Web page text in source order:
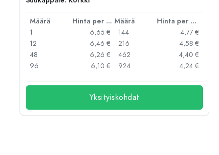
Määrä Hinta per kpl Määrä
Hinta per kpl
1
6,65 €
12
6,46 €
48
6,26 €
96
6,10 €
144
4,77 €
216
4,58 €
462
4,40 €
924
4,24 €
Yksityiskohdat